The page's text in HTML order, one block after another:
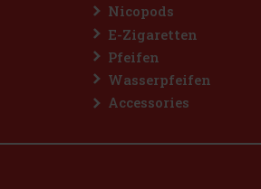
Nicopods
E-Zigaretten
Pfeifen
Wasserpfeifen
Accessories